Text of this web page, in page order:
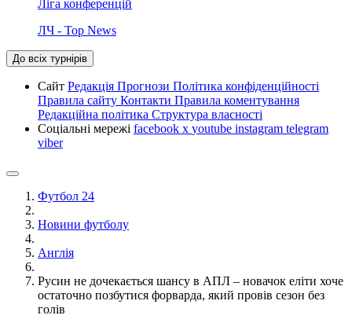
Ліга конференцій
ЛЧ - Top News
До всіх турнірів
Сайт Редакція Прогнози Політика конфіденційності
Правила сайту Контакти Правила коментування
Редакційна політика Структура власності
Соціальні мережі facebook x youtube instagram telegram
viber
Футбол 24
Новини футболу
Англія
Русин не дочекається шансу в АПЛ – новачок еліти хоче
остаточно позбутися форварда, який провів сезон без
голів